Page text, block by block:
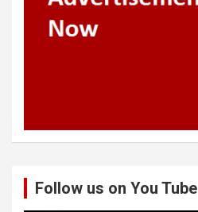
Follow us on You Tube